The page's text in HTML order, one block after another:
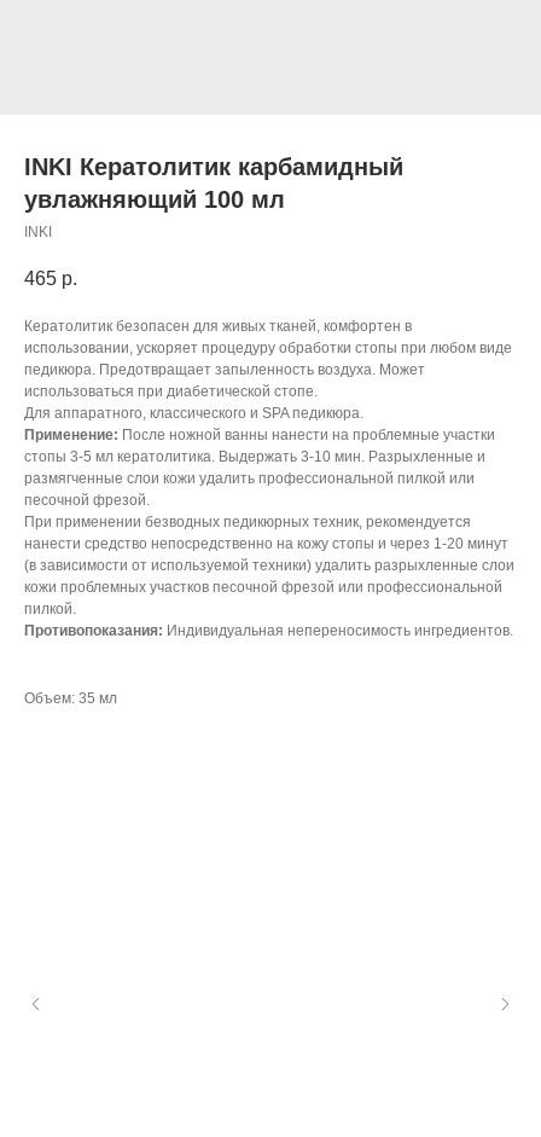
INKI Кератолитик карбамидный
увлажняющий 100 мл
INKI
465 р.
Кератолитик безопасен для живых тканей, комфортен в
использовании, ускоряет процедуру обработки стопы при любом виде
педикюра. Предотвращает запыленность воздуха. Может
использоваться при диабетической стопе.
Для аппаратного, классического и SPA педикюра.
Применение: После ножной ванны нанести на проблемные участки
стопы 3-5 мл кератолитика. Выдержать 3-10 мин. Разрыхленные и
размягченные слои кожи удалить профессиональной пилкой или
песочной фрезой.
При применении безводных педикюрных техник, рекомендуется
нанести средство непосредственно на кожу стопы и через 1-20 минут
(в зависимости от используемой техники) удалить разрыхленные слои
кожи проблемных участков песочной фрезой или профессиональной
пилкой.
Противопоказания: Индивидуальная непереносимость ингредиентов.
Объем: 35 мл